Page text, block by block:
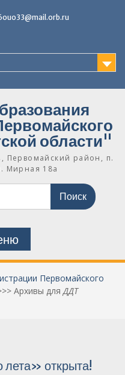
области"
Первомайский район, п.
Мирная 18а
Первомайского
Архивы дляДДТ
лета» открыта!